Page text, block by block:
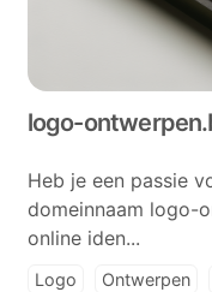
logo-
Heb je een passie
domeinnaam logo-
online iden...
Logo Ontwerpen